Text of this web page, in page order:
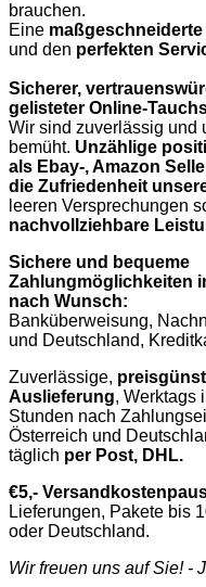
brauchen.
Eine
und den perfekten
Sicherer,
gelisteter Online-
Wir sind zuverlässig und
bemüht. Unzählige
als Ebay-, Amazon
die Zufriedenheit
leeren Versprechungen
nachvollziehbare
Sichere und bequeme
Zahlungmöglichkeiten
nach Wunsch:
Banküberweisung,
und Deutschland,
Zuverlässige,
Auslieferung, Werktags
Stunden nach
Österreich und
täglich per Post, DHL.
€5,-
Lieferungen, Pakete bis
oder Deutschland.
Wir freuen uns auf Sie! -